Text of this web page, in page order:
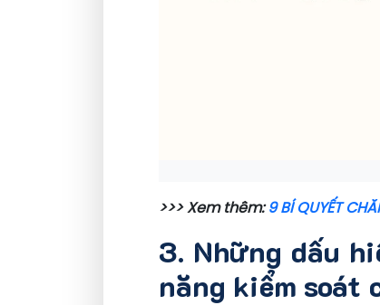
>>> Xem thêm:9 BÍ QUYẾT
3. Những dấu
năng kiểm soát